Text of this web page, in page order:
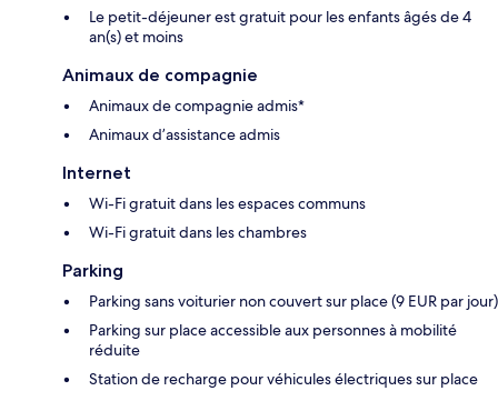
Le petit-déjeuner est gratuit pour les enfants âgés de 4
an(s) et moins
Animaux de compagnie
Animaux de compagnie admis*
Animaux d’assistance admis
Internet
Wi-Fi gratuit dans les espaces communs
Wi-Fi gratuit dans les chambres
Parking
Parking sans voiturier non couvert sur place (9 EUR par jour)
Parking sur place accessible aux personnes à mobilité
réduite
Station de recharge pour véhicules électriques sur place